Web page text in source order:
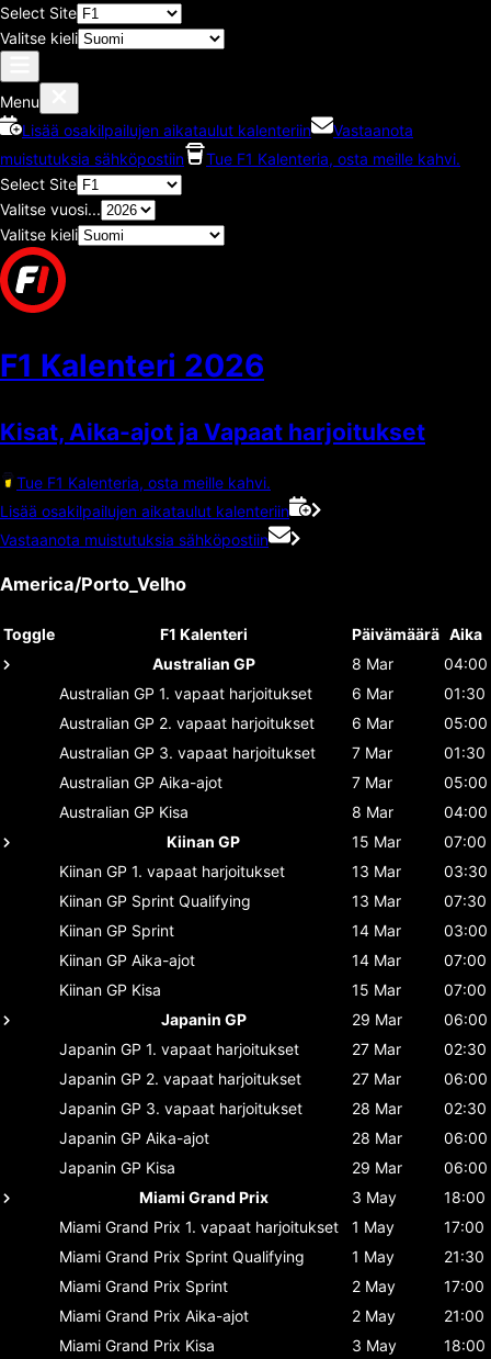
Select Site
Valitse kieli
Menu
Lisää osakilpailujen aikataulut kalenteriin
Vastaanota
muistutuksia sähköpostiin
Tue F1 Kalenteria, osta meille kahvi.
Select Site
Valitse vuosi...
Valitse kieli
F1 Kalenteri 2026
Kisat, Aika-ajot ja Vapaat harjoitukset
Tue F1 Kalenteria, osta meille kahvi.
Lisää osakilpailujen aikataulut kalenteriin
Vastaanota muistutuksia sähköpostiin
America/Porto_Velho
Toggle F1 Kalenteri Päivämäärä Aika
Australian GP
8 Mar
04:00
Australian GP 1. vapaat harjoitukset 6 Mar
01:30
Australian GP 2. vapaat harjoitukset 6 Mar
05:00
Australian GP 3. vapaat harjoitukset 7 Mar
01:30
Australian GP Aika-ajot 7 Mar
05:00
Australian GP Kisa 8 Mar
04:00
Kiinan GP
15 Mar
07:00
Kiinan GP 1. vapaat harjoitukset 13 Mar
03:30
Kiinan GP Sprint Qualifying 13 Mar
07:30
Kiinan GP Sprint 14 Mar
03:00
Kiinan GP Aika-ajot 14 Mar
07:00
Kiinan GP Kisa 15 Mar
07:00
Japanin GP
29 Mar
06:00
Japanin GP 1. vapaat harjoitukset 27 Mar
02:30
Japanin GP 2. vapaat harjoitukset 27 Mar
06:00
Japanin GP 3. vapaat harjoitukset 28 Mar
02:30
Japanin GP Aika-ajot 28 Mar
06:00
Japanin GP Kisa 29 Mar
06:00
Miami Grand Prix
3 May
18:00
Miami Grand Prix 1. vapaat harjoitukset 1 May
17:00
Miami Grand Prix Sprint Qualifying 1 May
21:30
Miami Grand Prix Sprint 2 May
17:00
Miami Grand Prix Aika-ajot 2 May
21:00
Miami Grand Prix Kisa 3 May
18:00